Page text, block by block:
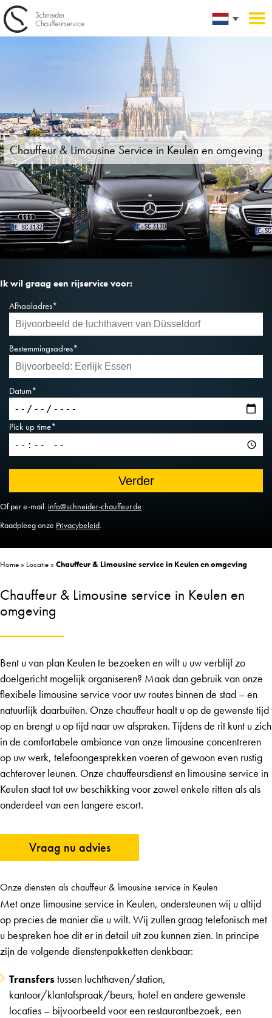
Chauffeur & Limousine Service in Keulen en omgeving
Ik wil graag een rijservice voor:
Afhaaladres*
Bestemmingsadres*
Datum*
Pick up time*
Of per e-mail:info@schneider-chauffeur.de
Raadpleeg onze Privacybeleid.
Home» Locatie» Chauffeur & Limousine service in Keulen en omgeving
Chauffeur & Limousine service in Keulen en
omgeving
Bent u van plan Keulen te bezoeken en wilt u uw verblijf zo
doelgericht mogelijk organiseren? Maak dan gebruik van onze
flexibele limousine service voor uw routes binnen de stad – en
natuurlijk daarbuiten. Onze chauffeur haalt u op de gewenste tijd
op en brengt u op tijd naar uw afspraken. Tijdens de rit kunt u zich
in de comfortabele ambiance van onze limousine concentreren
op uw werk, telefoongesprekken voeren of gewoon even rustig
achterover leunen. Onze chauffeursdiensten limousine service in
Keulen staat tot uw beschikking voor zowel enkele ritten als als
onderdeel van een langere escort.
Vraag nu advies
Onze diensten als chauffeur & limousine service in Keulen
Met onze limousine service in Keulen, ondersteunen wij u altijd
op precies de manier die u wilt. Wij zullen graag telefonisch met
u bespreken hoe dit er in detail uit zou kunnen zien. In principe
zijn de volgende dienstenpakketten denkbaar:
Transferstussen luchthaven/station,
kantoor/klantafspraak/beurs, hotel en andere gewenste
locaties – bijvoorbeeld voor een restaurantbezoek, een